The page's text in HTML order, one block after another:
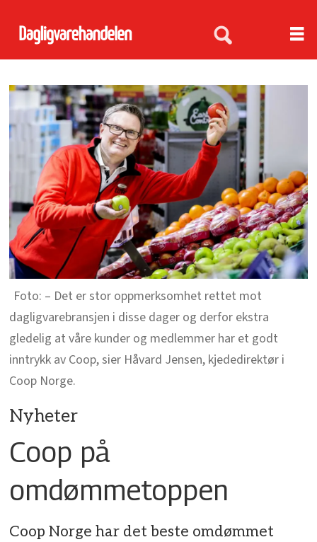
– Det er stor oppmerksomhet rettet mot
dagligvarebransjen i disse dager og derfor ekstra
gledelig at våre kunder og medlemmer har et godt
inntrykk av Coop, sier Håvard Jensen, kjededirektør i
Coop Norge.
Nyheter
Coop på
omdømmetoppen
Coop Norge har det beste omdømmet